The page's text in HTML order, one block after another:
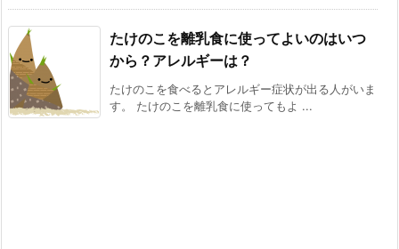
たけのこを離乳食に使ってよいのはいつ
から？アレルギーは？
たけのこを食べるとアレルギー症状が出る人がいま
す。 たけのこを離乳食に使ってもよ ...